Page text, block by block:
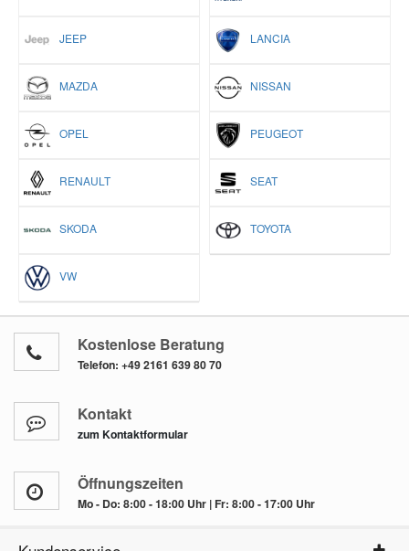
JEEP LANCIA
MAZDA NISSAN
OPEL PEUGEOT
RENAULT SEAT
SKODA TOYOTA
VW
Kostenlose Beratung
Telefon: +49 2161 639 80 70
Kontakt
zum Kontaktformular
Öffnungszeiten
Mo - Do: 8:00 - 18:00 Uhr | Fr: 8:00 - 17:00 Uhr